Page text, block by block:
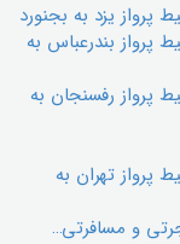
پرواز یزد به بجنورد
پرواز بندرعباس به
پرواز رفسنجان به
پرواز تهران به
و مسافرتی…